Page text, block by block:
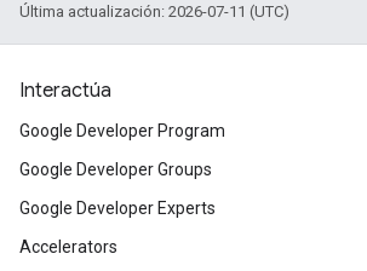
Última actualización: 2026-07-11 (UTC)
Interactúa
Google Developer Program
Google Developer Groups
Google Developer Experts
Accelerators